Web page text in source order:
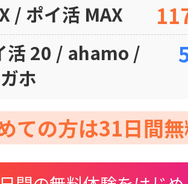
/ ポイ活 MAX
活 20 / ahamo /
ホ
ての方は31日間